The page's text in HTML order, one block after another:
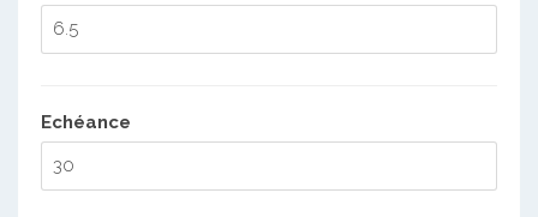
Echéance